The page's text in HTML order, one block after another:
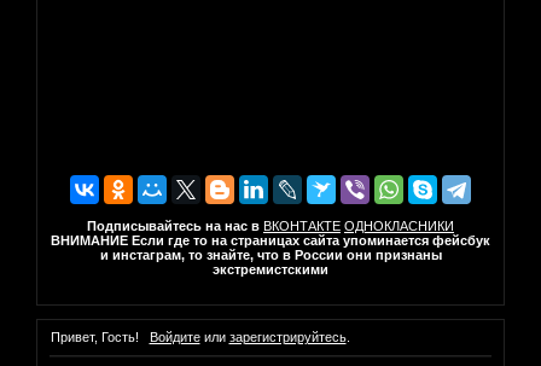
Подписывайтесь на нас в ВКОНТАКТЕ ОДНОКЛАСНИКИ
ВНИМАНИЕ Если где то на страницах сайта упоминается фейсбук
и инстаграм, то знайте, что в России они признаны
экстремистскими
Привет, Гость! Войдитеили зарегистрируйтесь.